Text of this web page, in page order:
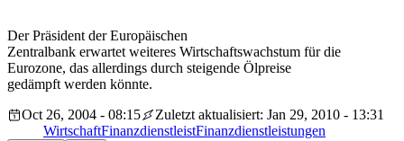
Der Präsident der Europäischen
Zentralbank erwartet weiteres Wirtschaftswachstum für die
Eurozone, das allerdings durch steigende Ölpreise
gedämpft werden könnte.
Oct 26, 2004 - 08:15
Zuletzt aktualisiert: Jan 29, 2010 - 13:31
WirtschaftFinanzdienstleistFinanzdienstleistungen